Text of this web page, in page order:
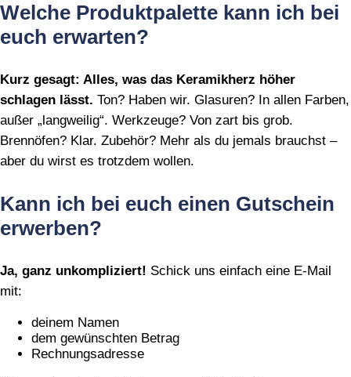
Welche Produktpalette kann ich bei
euch erwarten?
Kurz gesagt: Alles, was das Keramikherz höher
schlagen lässt. Ton? Haben wir. Glasuren? In allen Farben,
außer „langweilig“. Werkzeuge? Von zart bis grob.
Brennöfen? Klar. Zubehör? Mehr als du jemals brauchst –
aber du wirst es trotzdem wollen.
Kann ich bei euch einen Gutschein
erwerben?
Ja, ganz unkompliziert! Schick uns einfach eine E‑Mail
mit:
deinem Namen
dem gewünschten Betrag
Rechnungsadresse